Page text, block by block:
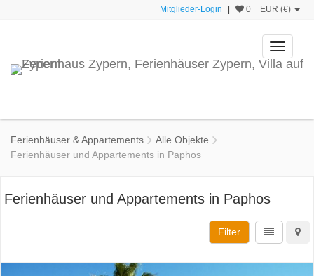
Mitglieder-Login 0 EUR (€)
Toggle
Ferienhäuser & Appartements
Alle Objekte
Ferienhäuser und Appartements in Paphos
Ferienhäuser und Appartements in Paphos
Filter